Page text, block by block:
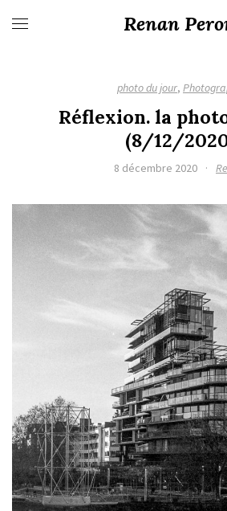
Renan
photo du jour,
Réflexion. la
(8/12/
8 décembre 2020 ·